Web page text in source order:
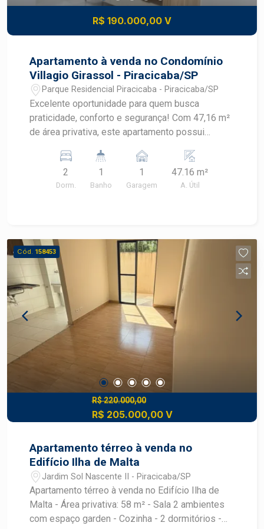
R$ 190.000,00 V
Apartamento à venda no Condomínio
Villagio Girassol - Piracicaba/SP
Parque Residencial Piracicaba - Piracicaba/SP
Excelente oportunidade para quem busca
praticidade, conforto e segurança! Com 47,16 m²
de área privativa, este apartamento possui
para dois ambientes, cozinha funcional integrada
à área de serviço, 2 dormitórios, banheiro social e
1 vaga de garagem coberta. O Condomínio
adulto e infantil, salão de festas, salão de jogos,
playground, quiosques com churrasqueira e forno
de pizza, além de mini mercado interno para
maior comodidade. Localizado em uma região
com fácil acesso aos principais bairros de
Piracicaba, o imóvel é ideal para quem procura
seu primeiro apartamento ou deseja investir com
segurança. Destaques do imóvel: 47,16 m² de
área privativa; 2 dormitórios; Sala para dois
ambientes; Cozinha e área de serviço; Banheiro
social; 1 vaga de garagem coberta; Condomínio
com lazer completo e portaria 24 horas. Agende
sua visita e venha conhecer esta excelente
2
Dorm.
1
Banho
1
Garagem
47.16 m²
A. Útil
Cód. 158453
R$ 220.000,00
R$ 205.000,00 V
Apartamento térreo à venda no
Edifício Ilha de Malta
Jardim Sol Nascente II - Piracicaba/SP
Apartamento térreo à venda no Edifício Ilha de
Malta - Área privativa: 58 m² - Sala 2 ambientes
com espaço garden - Cozinha - 2 dormitórios -